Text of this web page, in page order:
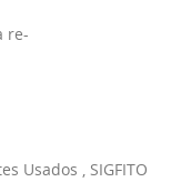
re-
Usados
SIGFITO